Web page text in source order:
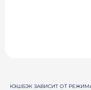
КЭШБЭК ЗАВИСИТ ОТ